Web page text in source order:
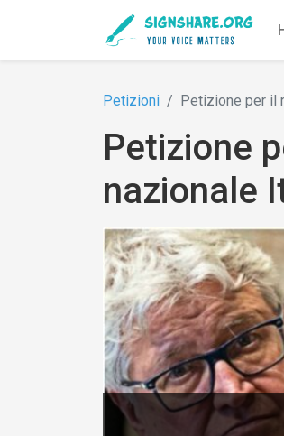
Petizioni Petizione per il
Petizione
nazionale